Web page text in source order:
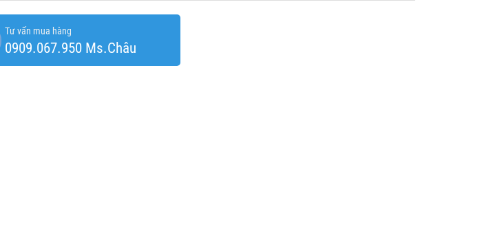
Tư vấn mua hàng
0909.067.950 Ms.Châu